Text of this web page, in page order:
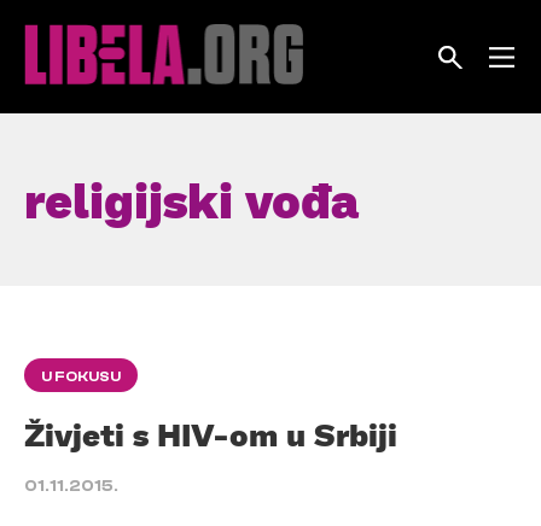
religijski vođa
U FOKUSU
Živjeti s HIV-om u Srbiji
01.11.2015.